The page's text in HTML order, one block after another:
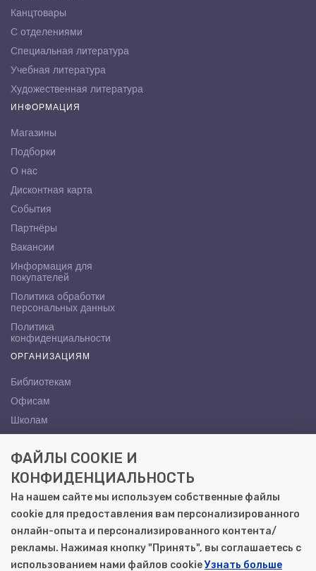
Канцтовары
С отделениями
Специальная литература
Учебная литература
Художественная литература
ИНФОРМАЦИЯ
Магазины
Подборки
О нас
Дисконтная карта
События
Партнёры
Вакансии
Информация для
покупателей
Политика обработки
персональных данных
Политика
конфиденциальности
ОРГАНИЗАЦИЯМ
Библиотекам
Офисам
Школам
КОНТАКТЫ
Саратов, ул. Осипова, 10А
+7 (8452) 72-65-65
gemera@moya-kniga.ru
ФАЙЛЫ COOKIE И
КОНФИДЕНЦИАЛЬНОСТЬ
На нашем сайте мы используем собственные файлы
cookie для предоставления вам персонализированного
онлайн-опыта и персонализированного контента/
рекламы. Нажимая кнопку "Принять", вы соглашаетесь с
использованием нами файлов cookieУзнать больше